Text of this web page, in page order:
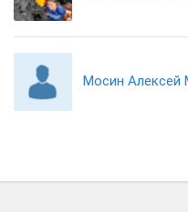
Мосин Алексей